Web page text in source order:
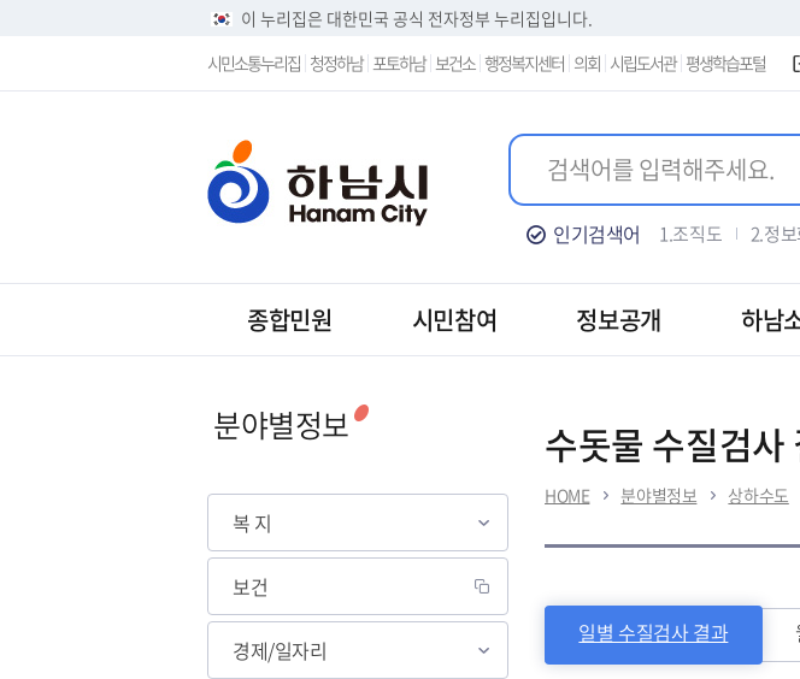
이 누리집은 대한민국 공식 전자정부 누리집입니다.
시민소통누리집 청정하남 포토하남 보건소 행정복지센터 의회 시립도서관 평생학습포털
인기검색어 1.조직도
2.정
5.하남신문고
종합민원 시민참여 정보공개 하남
도약하는 하남
복 지
분야별정보
복 지
보건
경제/일자리
수돗물 수질검사
HOME 분야별정보 상하수도
일별 수질검사 결과